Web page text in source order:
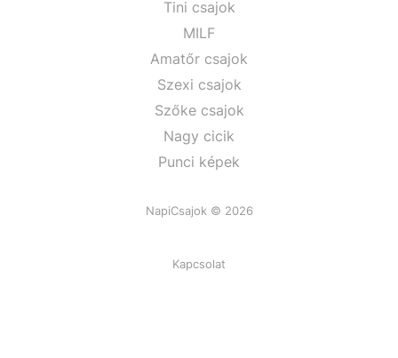
Tini csajok
MILF
Amatőr csajok
Szexi csajok
Szőke csajok
Nagy cicik
Punci képek
NapiCsajok © 2026
Kapcsolat